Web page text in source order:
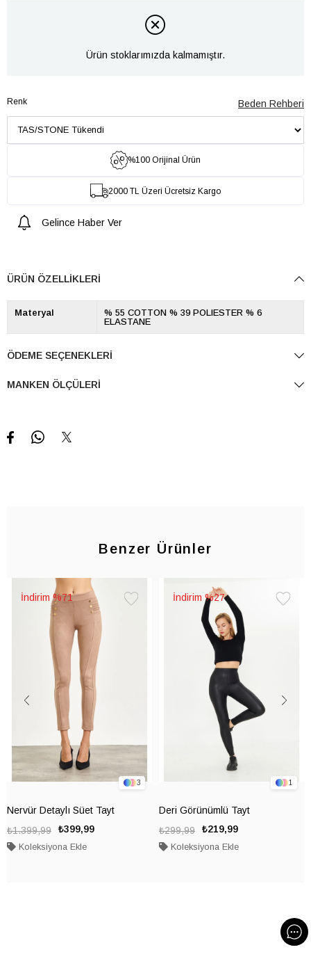
Ürün stoklarımızda kalmamıştır.
Renk Beden Rehberi
%100 Orijinal Ürün
2000 TL Üzeri Ücretsiz Kargo
Gelince Haber Ver
ÜRÜN ÖZELLIKLERI
Materyal
% 55 COTTON % 39 POLIESTER % 6
ELASTANE
ÖDEME SEÇENEKLERI
MANKEN ÖLÇÜLERI
Benzer Ürünler
3
Nervür Detaylı Süet Tayt
₺399,99
₺1.399,99
Koleksiyona Ekle
%71
1
Deri Görünümlü Tayt
₺219,99
₺299,99
Koleksiyona Ekle
%27